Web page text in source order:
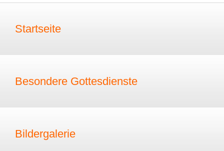
Startseite
Besondere Gottesdienste
Bildergalerie